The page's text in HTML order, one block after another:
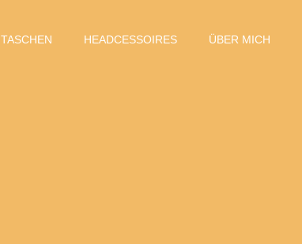
TASCHEN HEADCESSOIRES ÜBER MICH